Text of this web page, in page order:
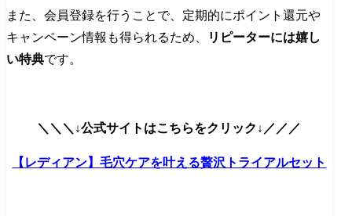
また、会員登録を行うことで、定期的にポイント還元や
キャンペーン情報も得られるため、
リピーターには嬉し
い特典です。
＼＼＼↓公式サイトはこちらをクリック↓／／／
【レディアン】毛穴ケアを叶える贅沢トライアルセット